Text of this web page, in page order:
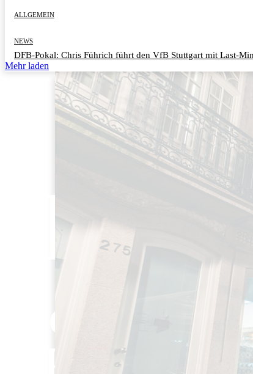
ALLGEMEIN
NEWS
DFB-Pokal: Chris Führich führt den VfB Stuttgart mit Last-
Mehr laden